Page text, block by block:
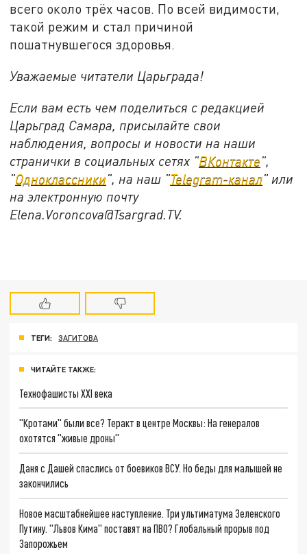
всего около трёх часов. По всей видимости,
такой режим и стал причиной
пошатнувшегося здоровья.
Уважаемые читатели Царьграда!
Если вам есть чем поделиться с редакцией
Царьград Самара, присылайте свои
наблюдения, вопросы и новости на наши
странички в социальных сетях "ВКонтакте",
"Одноклассники", на наш "Telegram-канал" или
на электронную почту
Elena.Voroncova@Tsargrad.TV.
ТЕГИ: ЗАГИТОВА
ЧИТАЙТЕ ТАКЖЕ:
Технофашисты XXI века
"Кротами" были все? Теракт в центре Москвы: На генералов
охотятся "живые дроны"
Даня с Дашей спаслись от боевиков ВСУ. Но беды для малышей не
закончились
Новое масштабнейшее наступление. Три ультиматума Зеленского
Путину. "Львов Кима" поставят на ПВО? Глобальный прорыв под
Запорожьем